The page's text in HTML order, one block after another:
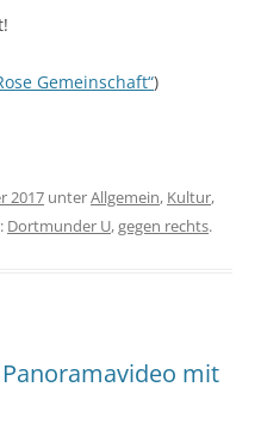
Gemeinschaft“)
2017 unterAllgemein, Kultur,
Dortmunder U,gegen rechts.
mit